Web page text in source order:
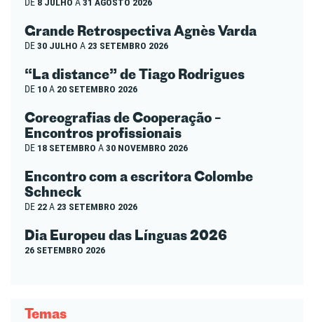
Grande Retrospectiva Agnès Varda
DE30 JULHO A 23 SETEMBRO 2026
“La distance” de Tiago Rodrigues
DE 10A 20 SETEMBRO 2026
Coreografias de Cooperação –
Encontros profissionais
DE 18 SETEMBRO A30 NOVEMBRO 2026
Encontro com a escritora Colombe
Schneck
DE 22A 23 SETEMBRO 2026
Dia Europeu das Línguas 2026
26 SETEMBRO 2026
Temas